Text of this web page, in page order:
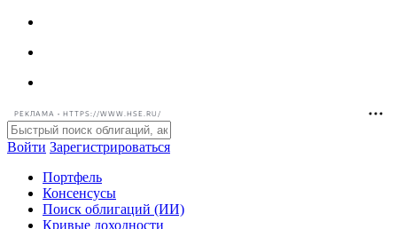
РЕКЛАМА • HTTPS://WWW.HSE.RU/
Войти Зарегистрироваться